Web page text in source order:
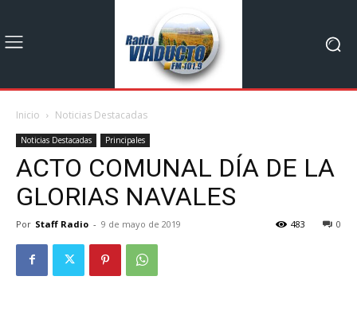
Inicio Noticias Destacadas
Noticias Destacadas Principales
ACTO COMUNAL DÍA DE LA
GLORIAS NAVALES
Por Staff Radio - 9 de mayo de 2019 0
483